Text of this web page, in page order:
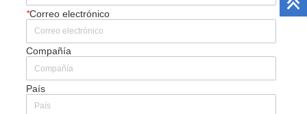
*Correo electrónico
Compañía
País